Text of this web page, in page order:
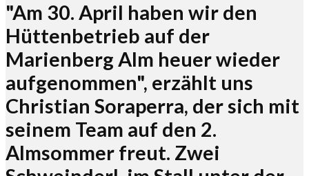
"Am 30. April haben wir den
Hüttenbetrieb auf der
Marienberg Alm heuer wieder
aufgenommen", erzählt uns
Christian Soraperra, der sich mit
seinem Team auf den 2.
Almsommer freut. Zwei